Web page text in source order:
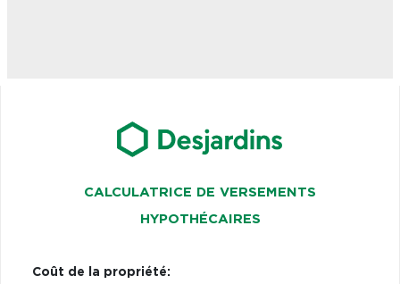
CALCULATRICE DE VERSEMENTS
HYPOTHÉCAIRES
Coût de la propriété: